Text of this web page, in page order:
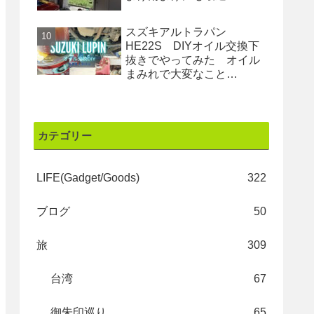
スズキアルトラパン
HE22S DIYオイル交換下
抜きでやってみた オイル
まみれで大変なこと
カテゴリー
LIFE(Gadget/Goods) 322
ブログ 50
旅 309
台湾 67